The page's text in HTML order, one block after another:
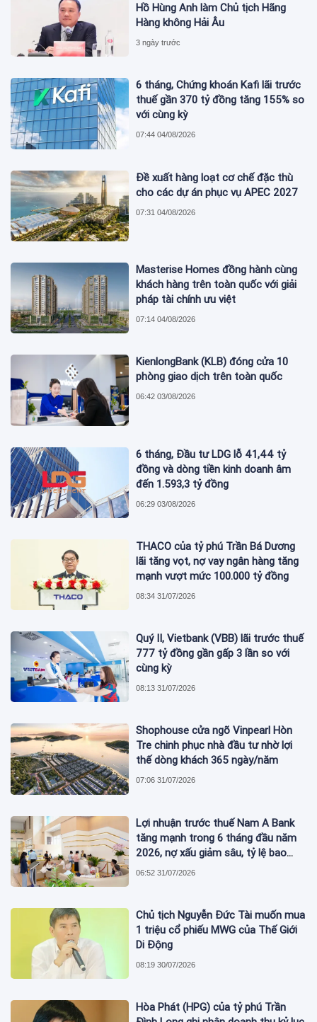
Hồ Hùng Anh làm Chủ tịch Hãng
Hàng không Hải Âu
3 ngày trước
6 tháng, Chứng khoán Kafi lãi trước
thuế gần 370 tỷ đồng tăng 155% so
với cùng kỳ
07:44 04/08/2026
Đề xuất hàng loạt cơ chế đặc thù
cho các dự án phục vụ APEC 2027
07:31 04/08/2026
Masterise Homes đồng hành cùng
khách hàng trên toàn quốc với giải
pháp tài chính ưu việt
07:14 04/08/2026
KienlongBank (KLB) đóng cửa 10
phòng giao dịch trên toàn quốc
06:42 03/08/2026
6 tháng, Đầu tư LDG lỗ 41,44 tỷ
đồng và dòng tiền kinh doanh âm
đến 1.593,3 tỷ đồng
06:29 03/08/2026
THACO của tỷ phú Trần Bá Dương
lãi tăng vọt, nợ vay ngân hàng tăng
mạnh vượt mức 100.000 tỷ đồng
08:34 31/07/2026
Quý II, Vietbank (VBB) lãi trước thuế
777 tỷ đồng gần gấp 3 lần so với
cùng kỳ
08:13 31/07/2026
Shophouse cửa ngõ Vinpearl Hòn
Tre chinh phục nhà đầu tư nhờ lợi
thế dòng khách 365 ngày/năm
07:06 31/07/2026
Lợi nhuận trước thuế Nam A Bank
tăng mạnh trong 6 tháng đầu năm
2026, nợ xấu giảm sâu, tỷ lệ bao
phủ nợ xấu tăng vượt trội
06:52 31/07/2026
Chủ tịch Nguyễn Đức Tài muốn mua
1 triệu cổ phiếu MWG của Thế Giới
Di Động
08:19 30/07/2026
Hòa Phát (HPG) của tỷ phú Trần